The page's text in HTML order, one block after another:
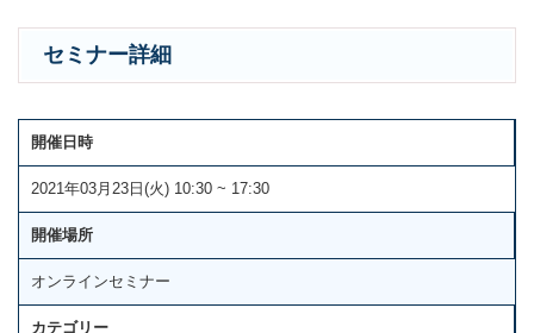
セミナー詳細
開催日時
2021年03月23日(火) 10:30 ~ 17:30
開催場所
オンラインセミナー
カテゴリー